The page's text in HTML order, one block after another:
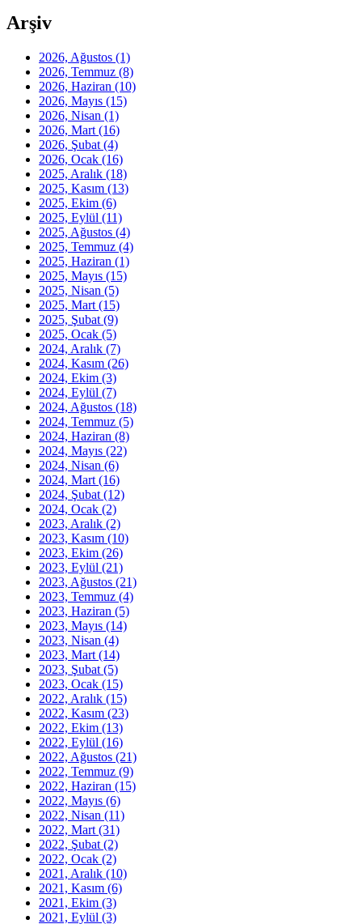
Arşiv
2026, Ağustos (1)
2026, Temmuz (8)
2026, Haziran (10)
2026, Mayıs (15)
2026, Nisan (1)
2026, Mart (16)
2026, Şubat (4)
2026, Ocak (16)
2025, Aralık (18)
2025, Kasım (13)
2025, Ekim (6)
2025, Eylül (11)
2025, Ağustos (4)
2025, Temmuz (4)
2025, Haziran (1)
2025, Mayıs (15)
2025, Nisan (5)
2025, Mart (15)
2025, Şubat (9)
2025, Ocak (5)
2024, Aralık (7)
2024, Kasım (26)
2024, Ekim (3)
2024, Eylül (7)
2024, Ağustos (18)
2024, Temmuz (5)
2024, Haziran (8)
2024, Mayıs (22)
2024, Nisan (6)
2024, Mart (16)
2024, Şubat (12)
2024, Ocak (2)
2023, Aralık (2)
2023, Kasım (10)
2023, Ekim (26)
2023, Eylül (21)
2023, Ağustos (21)
2023, Temmuz (4)
2023, Haziran (5)
2023, Mayıs (14)
2023, Nisan (4)
2023, Mart (14)
2023, Şubat (5)
2023, Ocak (15)
2022, Aralık (15)
2022, Kasım (23)
2022, Ekim (13)
2022, Eylül (16)
2022, Ağustos (21)
2022, Temmuz (9)
2022, Haziran (15)
2022, Mayıs (6)
2022, Nisan (11)
2022, Mart (31)
2022, Şubat (2)
2022, Ocak (2)
2021, Aralık (10)
2021, Kasım (6)
2021, Ekim (3)
2021, Eylül (3)